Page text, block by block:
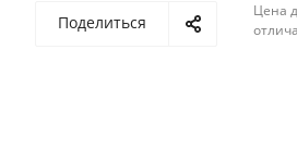
Поделиться
Цена